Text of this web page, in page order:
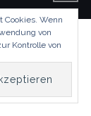
Cookies. Wenn
von
Kontrolle von